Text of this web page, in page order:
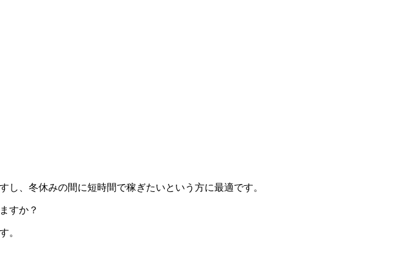
、冬休みの間に短時間で稼ぎたいという方に最適です。
すか？
。